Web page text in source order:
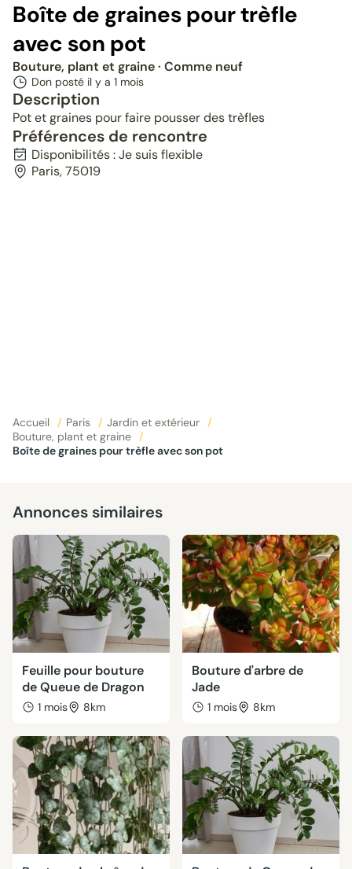
Boîte de graines pour trèfle
avec son pot
Bouture, plant et graine· Comme neuf
Don posté il y a 1 mois
Description
Pot et graines pour faire pousser des trèfles
Préférences de rencontre
Disponibilités : Je suis flexible
Paris, 75019
Accueil / Paris / Jardin et extérieur
/
Bouture, plant et graine
/
Boîte de graines pour trèfle avec son pot
Annonces similaires
Feuille pour bouture
de Queue de Dragon
1 mois 8km
Bouture d'arbre de
Jade
1 mois 8km